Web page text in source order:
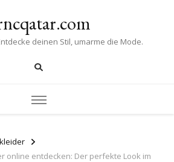
deinen Stil, umarme die Mode.
online entdecken: Der perfekte Look im